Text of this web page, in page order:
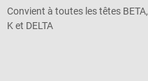
Convient à toutes les têtes BETA,
K et DELTA